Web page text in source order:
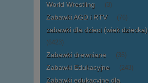
World Wrestling (3)
Zabawki AGD i RTV (76)
zabawki dla dzieci (wiek dziecka)
(6423)
Zabawki drewniane (36)
Zabawki Edukacyjne (243)
Zabawki edukacyjne dla